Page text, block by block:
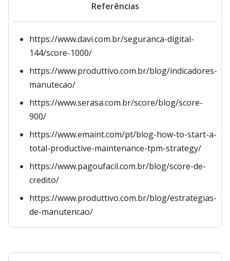
Referências
https://www.davi.com.br/seguranca-digital-
144/score-1000/
https://www.produttivo.com.br/blog/indicadores-
manutecao/
https://www.serasa.com.br/score/blog/score-
900/
https://www.emaint.com/pt/blog-how-to-start-a-
total-productive-maintenance-tpm-strategy/
https://www.pagoufacil.com.br/blog/score-de-
credito/
https://www.produttivo.com.br/blog/estrategias-
de-manutencao/